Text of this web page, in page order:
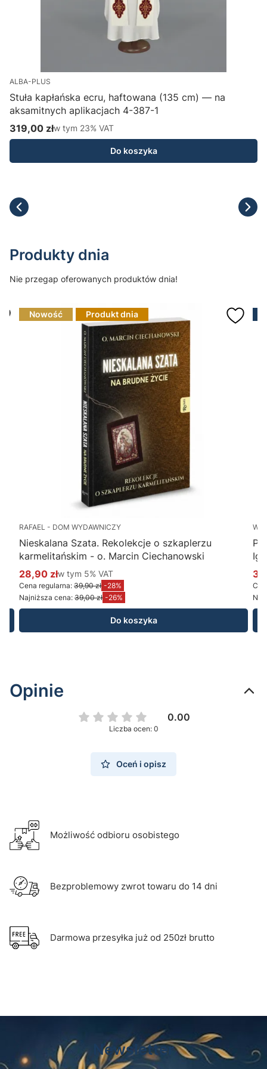
ALBA-PLUS
Stuła kapłańska ecru, haftowana (135 cm) — na
aksamitnych aplikacjach 4-387-1
Cena brutto
319,00 złw tym %s VAT
w tym 23% VAT
Do koszyka
Produkty dnia
Nie przegap oferowanych produktów dnia!
Nowość Produkt dnia
RAFAEL - DOM WYDAWNICZY
Nieskalana Szata. Rekolekcje o szkaplerzu
karmelitańskim - o. Marcin Ciechanowski
Cena promocyjna brutto
28,90 złw tym %s VAT
w tym 5% VAT
Cena regularna: 39,90 zł -28%
Najniższa cena: 39,00 zł -26%
Do koszyka
Opinie
0.00
Liczba ocen: 0
Oceń i opisz
Możliwość odbioru osobistego
Bezproblemowy zwrot towaru do 14 dni
Darmowa przesyłka już od 250zł brutto
Newsletter